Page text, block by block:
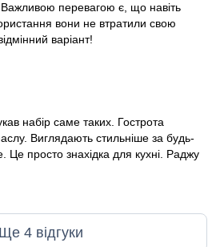
перевагою є, що навіть
вони не втратили свою
варіант!
набір саме таких. Гострота
Виглядають стильніше за будь-
Це просто знахідка для кухні. Раджу
Ще 4 відгуки